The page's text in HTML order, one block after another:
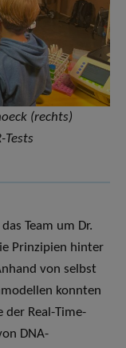
(rechts)
Tests
Team um Dr.
Prinzipien hinter
von selbst
konnten
der Real-Time-
DNA-